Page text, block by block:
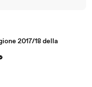
2017/18 della